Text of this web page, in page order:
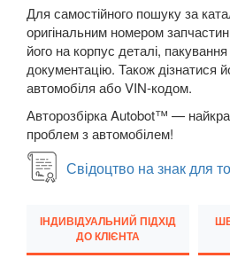
M5 F90
6 Series E63
6 Series E64
M6 E63/E64
6 Series F12
6 Series F06
Для самостійного пошуку за
оригінальним номером
його на корпус деталі,
документацію. Також дізнатися
автомобіля або VIN-кодом.
Авторозбірка Autobot™ —
проблем з автомобілем!
Свідоцтво на знак для
ІНДИВІДУАЛЬНИЙ ПІДХІД
ДО КЛІЄНТА